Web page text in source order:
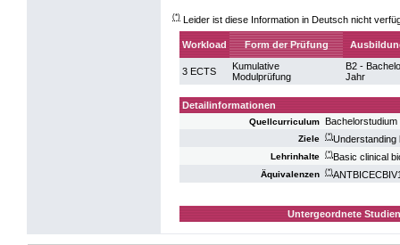
(*) Leider ist diese Information in Deutsch nicht
Workload Form der Prüfung
3 ECTS
Kumulative
Modulprüfung
B2 -
Jahr
Detailinformationen
Quellcurriculum
Ziele (*)Understanding
Lehrinhalte (*)Basic clinical
Äquivalenzen (*)
Untergeordnete